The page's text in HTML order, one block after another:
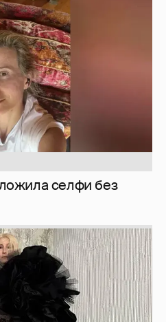
селфи без
примерила новый